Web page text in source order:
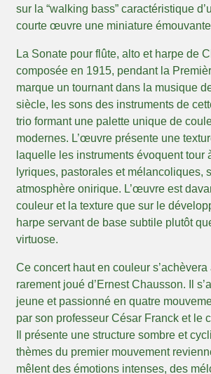
sur la “walking bass” caractéristique
courte œuvre une miniature
La Sonate pour flûte, alto et harpe de
composée en 1915, pendant la
marque un tournant dans la musique
siècle, les sons des instruments de
trio formant une palette unique de
modernes. L’œuvre présente une
laquelle les instruments évoquent tour
lyriques, pastorales et mélancoliques,
atmosphère onirique. L’œuvre est
couleur et la texture que sur le
harpe servant de base subtile plutôt
virtuose.
Ce concert haut en couleur
rarement joué d’Ernest Chausson. Il
jeune et passionné en quatre
par son professeur César Franck et le
Il présente une structure sombre et
thèmes du premier mouvement
mêlent des émotions intenses, des